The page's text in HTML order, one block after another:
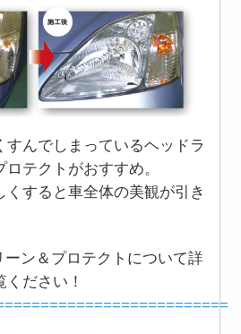
すんでしまっているヘッドラ
テクトがおすすめ。
くすると車全体の美観が引き
ン＆プロテクトについて詳
ください！